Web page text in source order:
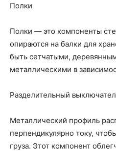
Полки
Полки — это компоненты
опираются на балки для
быть сетчатыми,
металлическими в
Разделительный
Металлический профиль
перпендикулярно току,
груза. Этот компонент